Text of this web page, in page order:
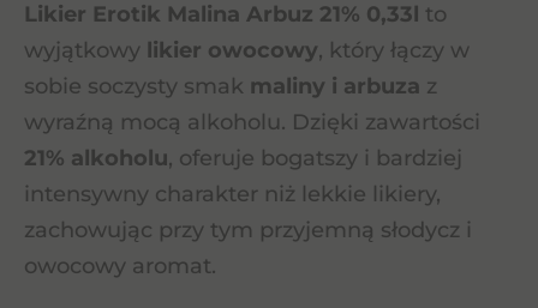
Likier Erotik Malina Arbuz 21% 0,33l to
wyjątkowy likier owocowy, który łączy w
sobie soczysty smak maliny i arbuza z
wyraźną mocą alkoholu. Dzięki zawartości
21% alkoholu, oferuje bogatszy i bardziej
intensywny charakter niż lekkie likiery,
zachowując przy tym przyjemną słodycz i
owocowy aromat.